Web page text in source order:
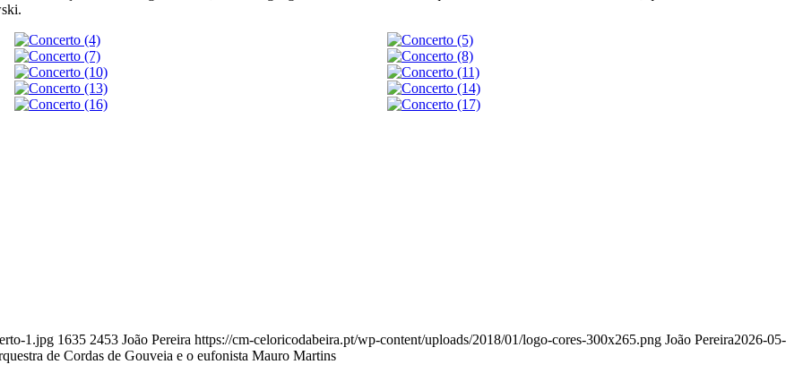
1.jpg 1635 2453 João Pereira https://cm-celoricodabeira.pt/wp-content/uploads/2018/01/logo-cores-300x265.png João Pereira2026-05-
de Cordas de Gouveia e o eufonista Mauro Martins